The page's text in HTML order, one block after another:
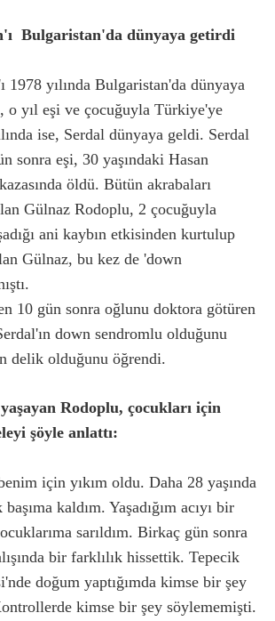
Bulgaristan'da dünyaya getirdi
1978 yılında Bulgaristan'da dünyaya
o yıl eşi ve çocuğuyla Türkiye'ye
ise, Serdal dünyaya geldi. Serdal
sonra eşi, 30 yaşındaki Hasan
öldü. Bütün akrabaları
Gülnaz Rodoplu, 2 çocuğuyla
ani kaybın etkisinden kurtulup
Gülnaz, bu kez de 'down
10 gün sonra oğlunu doktora götüren
down sendromlu olduğunu
delik olduğunu öğrendi.
yaşayan Rodoplu, çocukları için
şöyle anlattı:
için yıkım oldu. Daha 28 yaşında
kaldım. Yaşadığım acıyı bir
sarıldım. Birkaç gün sonra
bir farklılık hissettik. Tepecik
doğum yaptığımda kimse bir şey
kimse bir şey söylememişti.